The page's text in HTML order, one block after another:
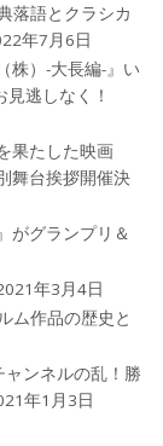
落語とクラシカ
年7月6日
株）-大長編-』い
逃しなく！
果たした映画
舞台挨拶開催決
がグランプリ＆
年3月4日
ム作品の歴史と
ンネルの乱！勝
年1月3日